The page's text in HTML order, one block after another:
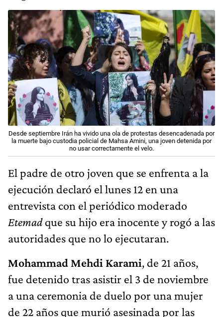
Desde septiembre Irán ha vivido una ola de protestas desencadenada por
la muerte bajo custodia policial de Mahsa Amini, una joven detenida por
no usar correctamente el velo.
El padre de otro joven que se enfrenta a la
ejecución declaró el lunes 12 en una
entrevista con el periódico moderado
Etemadque su hijo era inocente y rogó a las
autoridades que no lo ejecutaran.
Mohammad Mehdi Karami, de 21 años,
fue detenido tras asistir el 3 de noviembre
a una ceremonia de duelo por una mujer
de 22 años que murió asesinada por las